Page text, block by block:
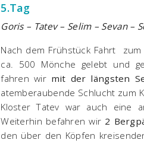
5.Tag
Goris – Tatev – Selim – Sevan –
Nach dem Frühstück Fahrt
ca. 500 Mönche gelebt und
fahren wir mit der längsten
atemberaubende Schlucht zum
Kloster Tatev war auch eine
Weiterhin befahren wir 2
den über den Köpfen